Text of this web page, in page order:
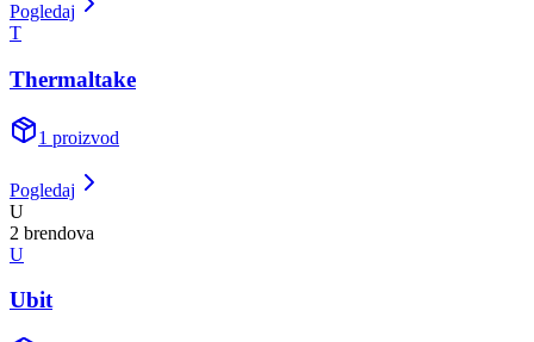
Pogledaj
T
Thermaltake
1 proizvod
Pogledaj
U
2 brendova
U
Ubit